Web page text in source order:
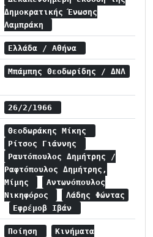
Δημοκρατικής Ένωσης
Λαμπράκη
Ελλάδα / Αθήνα
Μπάμπης Θεοδωρίδης / ΔΝΛ
26/2/1966
Θεοδωράκης Μίκης
Ρίτσος Γιάννης
Ραυτόπουλος Δημήτρης /
Ραφτόπουλος Δημήτρης,
Μίμης
Αντωνόπουλος
Νικηφόρος
Λάδης Φώντας
Εφρέμοβ Ιβάν
Ποίηση
Κινήματα